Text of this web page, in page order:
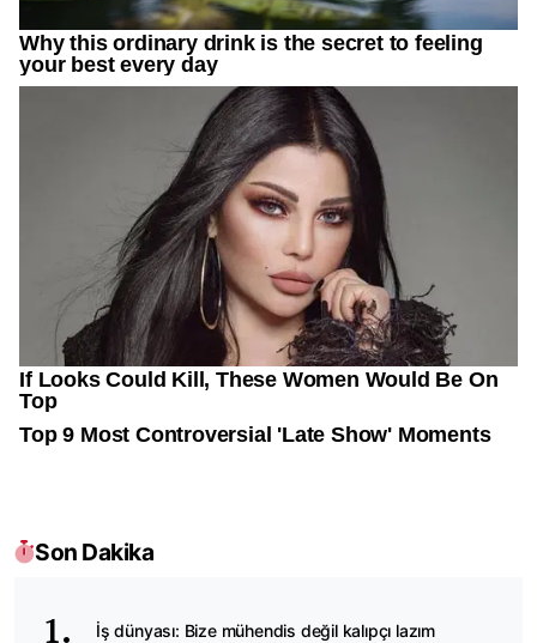
Son Dakika
İş dünyası: Bize mühendis değil kalıpçı lazım